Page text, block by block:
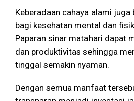
Keberadaan cahaya alami
bagi kesehatan mental dan
Paparan sinar matahari dapat
dan produktivitas sehingga
tinggal semakin nyaman.
Dengan semua manfaat